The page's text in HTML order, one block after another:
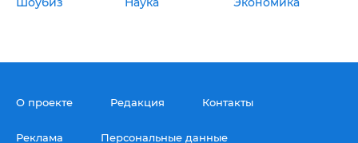
О проекте Редакция Контакты
Реклама Персональные данные